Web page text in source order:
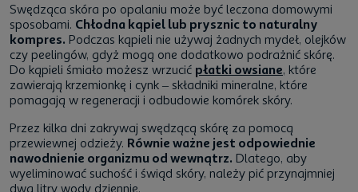
Swędząca skóra po opalaniu może być leczona domowymi
sposobami. Chłodna kąpiel lub prysznic to naturalny
kompres. Podczas kąpieli nie używaj żadnych mydeł, olejków
czy peelingów, gdyż mogą one dodatkowo podrażnić skórę.
Do kąpieli śmiało możesz wrzucić płatki owsiane, które
zawierają krzemionkę i cynk – składniki mineralne, które
pomagają w regeneracji i odbudowie komórek skóry.
Przez kilka dni zakrywaj swędzącą skórę za pomocą
przewiewnej odzieży. Równie ważne jest odpowiednie
nawodnienie organizmu od wewnątrz. Dlatego, aby
wyeliminować suchość i świąd skóry, należy pić przynajmniej
dwa litry wody dziennie.